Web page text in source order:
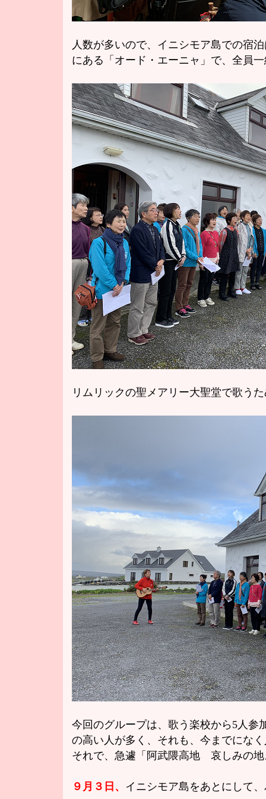
人数が多いので、イニシモア島での宿
にある「オード・エーニャ」で、全員
リムリックの聖メアリー大聖堂で歌う
今回のグループは、歌う楽校から5人参
の高い人が多く、それも、今までにな
それで、急遽「阿武隈高地 哀しみの
９月３日、 イニシモア島をあとにして